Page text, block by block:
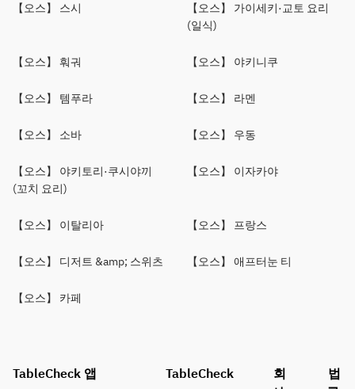
【오스】 스시
【오스】 가이세키·교토 요리
(일식)
【오스】 훠궈 【오스】 야키니쿠
【오스】 템푸라 【오스】 라멘
【오스】 소바 【오스】 우동
【오스】 야키토리·쿠시야끼
(꼬치 요리)
【오스】 이자카야
【오스】 이탈리아 【오스】 프랑스
【오스】 디저트 &amp; 스위츠 【오스】 애프터눈 티
【오스】 카페
TableCheck 앱 TableCheck
회
법